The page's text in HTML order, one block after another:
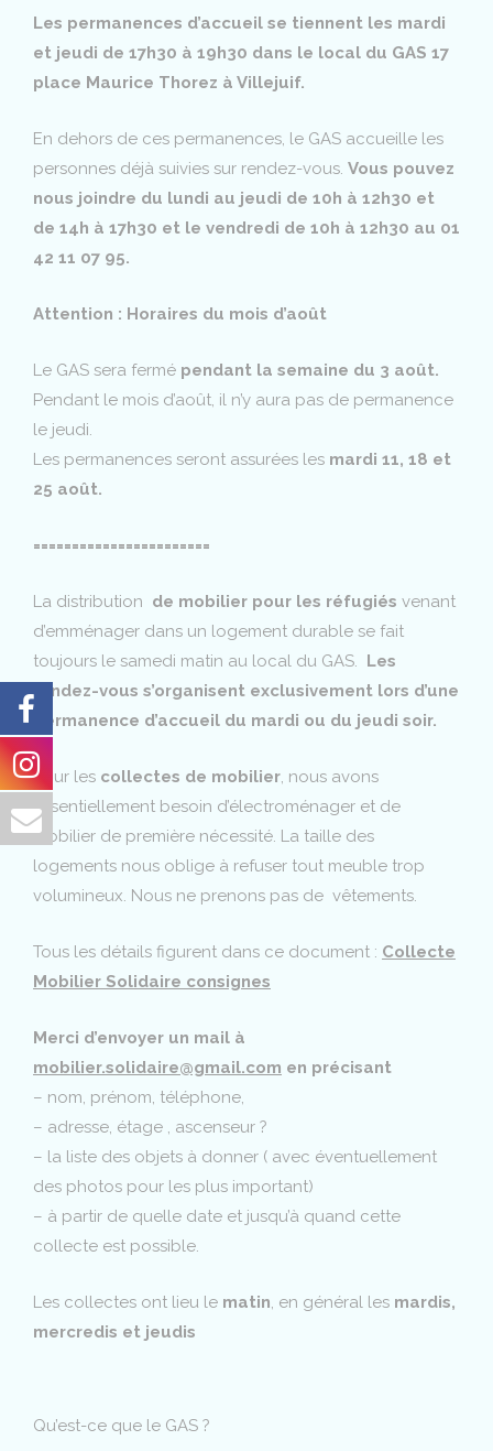
Les permanences d’accueil se tiennent les mardi
et jeudi de 17h30 à 19h30 dans le local du GAS 17
place Maurice Thorez à Villejuif.
En dehors de ces permanences, le GAS accueille les
personnes déjà suivies sur rendez-vous. Vous pouvez
nous joindre du lundi au jeudi de 10h à 12h30 et
de 14h à 17h30 et le vendredi de 10h à 12h30 au 01
42 11 07 95.
Attention : Horaires du mois d’août
Le GAS sera fermé pendant la semaine du 3 août.
Pendant le mois d’août, il n’y aura pas de permanence
le jeudi.
Les permanences seront assurées les mardi 11, 18 et
25 août.
=======================
La distribution de mobilier pour les réfugiés venant
d’emménager dans un logement durable se fait
toujours le samedi matin au local du GAS. Les
rendez-vous s’organisent exclusivement lors d’une
permanence d’accueil du mardi ou du jeudi soir.
Pour les collectes de mobilier , nous avons
essentiellement besoin d’électroménager et de
mobilier de première nécessité. La taille des
logements nous oblige à refuser tout meuble trop
volumineux. Nous ne prenons pas de vêtements.
Tous les détails figurent dans ce document : Collecte
Mobilier Solidaire consignes
Merci d’envoyer un mail à
mobilier.solidaire@gmail.com en précisant
– nom, prénom, téléphone,
– adresse, étage , ascenseur ?
– la liste des objets à donner ( avec éventuellement
des photos pour les plus important)
– à partir de quelle date et jusqu’à quand cette
collecte est possible.
Les collectes ont lieu le matin , en général les mardis,
mercredis et jeudis
Qu’est-ce que le GAS ?